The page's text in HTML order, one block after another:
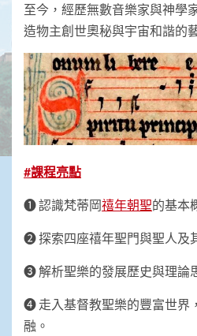
至今，經歷無數音樂家與神學
造物主創世奧秘與宇宙和諧的
#課程亮點
❶ 認識梵蒂岡禧年朝聖的基本
❷ 探索四座禧年聖門與聖人及
❸ 解析聖樂的發展歷史與理論
❹ 走入基督教聖樂的豐富世界
融。